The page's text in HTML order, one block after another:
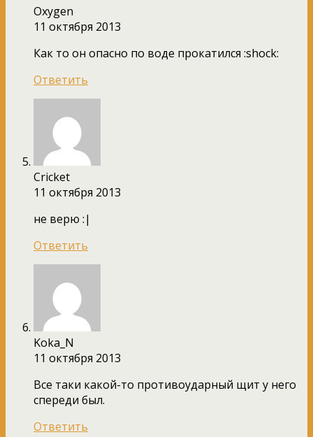
Oxygen
11 октября 2013
Как то он опасно по воде прокатился :shock:
Ответить
Сricket
11 октября 2013
не верю :|
Ответить
Koka_N
11 октября 2013
Все таки какой-то противоударный щит у него
спереди был.
Ответить